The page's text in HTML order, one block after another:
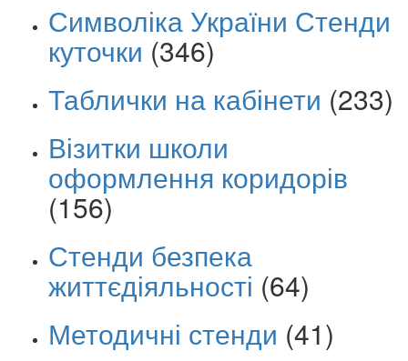
Символіка України Стенди
куточки (346)
Таблички на кабінети (233)
Візитки школи
оформлення коридорів
(156)
Стенди безпека
життєдіяльності (64)
Методичні стенди (41)